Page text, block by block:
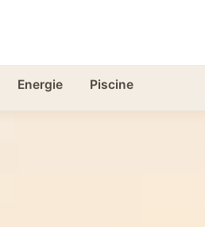
Energie Piscine